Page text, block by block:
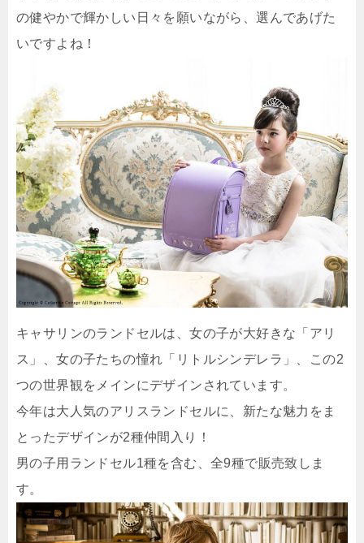
の健やかで輝かしい日々を願いながら、選んであげた
いですよね！
キャサリンのランドセルは、女の子が大好きな「アリ
ス」、女の子たちの憧れ「リトルシンデレラ」、この2
つの世界観をメインにデザインされています。
今年は大人気のアリスランドセルに、新たな魅力をま
とったデザインが2種仲間入り！
男の子用ランドセル1種を含む、全9種で販売致しま
す。